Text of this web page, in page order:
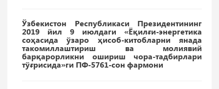
Ўзбекистон Республикаси Президентининг
2019 йил 9 июлдаги «Ёқилғи-энергетика
соҳасида ўзаро ҳисоб-китобларни янада
такомиллаштириш ва молиявий
барқарорликни ошириш чора-тадбирлари
тўғрисида»ги ПФ-5761-сон фармони